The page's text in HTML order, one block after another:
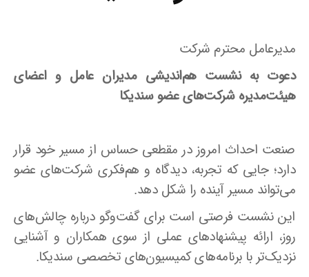
مدیرعامل محترم شرکت
دعوت به نشست هم‌اندیشی مدیران عامل و اعضای
هیئت‌مدیره شرکت‌های عضو سندیکا
صنعت احداث امروز در مقطعی حساس از مسیر خود قرار
دارد؛ جایی که تجربه، دیدگاه و هم‌فکری شرکت‌های عضو
می‌تواند مسیر آینده را شکل دهد.
این نشست فرصتی است برای گفت‌وگو درباره چالش‌های
روز، ارائه پیشنهادهای عملی از سوی همکاران و آشنایی
نزدیک‌تر با برنامه‌های کمیسیون‌های تخصصی سندیکا.